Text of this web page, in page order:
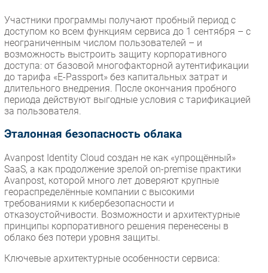
Новости
Аналитика
Интервью
Мероприятия
Проекты
IT класс
Каталог компаний
Участники программы получают пробный период с
доступом ко всем функциям сервиса до 1 сентября – с
неограниченным числом пользователей – и
возможность выстроить защиту корпоративного
доступа: от базовой многофакторной аутентификации
до тарифа «E-Passport» без капитальных затрат и
длительного внедрения. После окончания пробного
периода действуют выгодные условия с тарификацией
за пользователя.
Эталонная безопасность облака
Avanpost Identity Cloud создан не как «упрощённый»
SaaS, а как продолжение зрелой on-premise практики
Avanpost, которой много лет доверяют крупные
геораспределённые компании с высокими
требованиями к кибербезопасности и
отказоустойчивости. Возможности и архитектурные
принципы корпоративного решения перенесены в
облако без потери уровня защиты.
Ключевые архитектурные особенности сервиса: